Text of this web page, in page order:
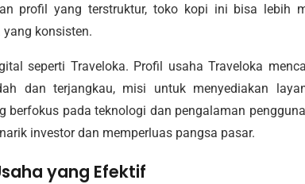
profil yang terstruktur, toko kopi ini bisa lebih
konsisten.
seperti Traveloka. Profil usaha Traveloka
dan terjangkau, misi untuk menyediakan
berfokus pada teknologi dan pengalaman
investor dan memperluas pangsa pasar.
yang Efektif